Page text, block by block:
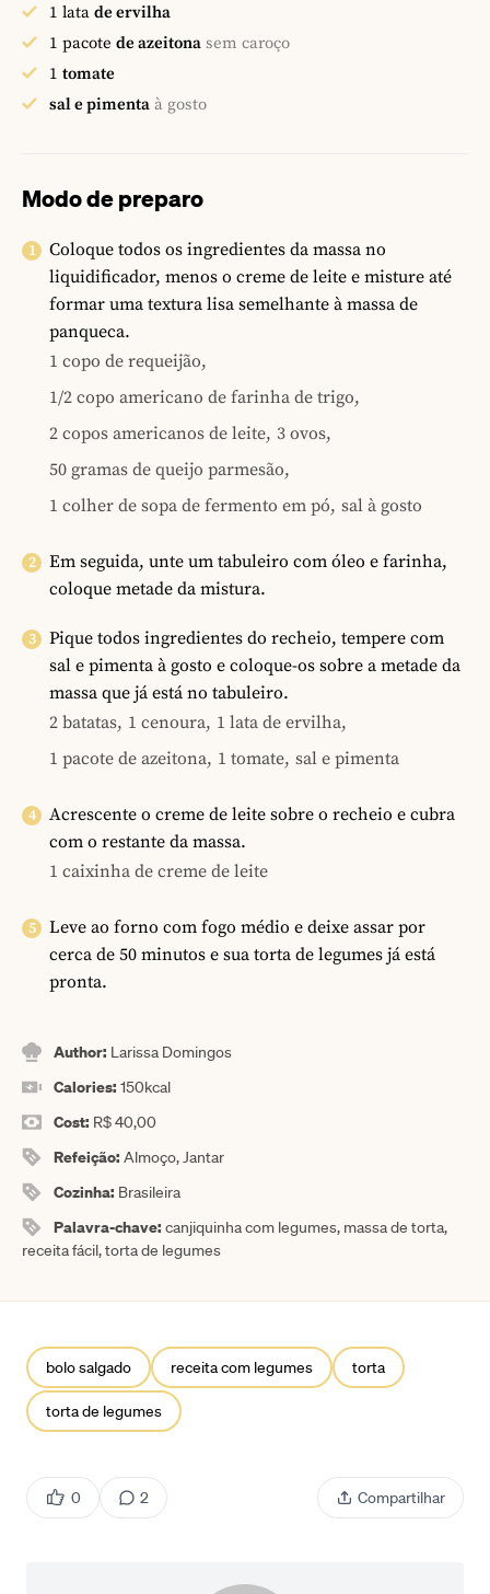
1 lata de ervilha
1 pacote de azeitona sem caroço
1 tomate
sal e pimenta à gosto
Modo de preparo
Coloque todos os ingredientes da massa no
liquidificador, menos o creme de leite e misture até
formar uma textura lisa semelhante à massa de
panqueca.
1 copo de requeijão,
1/2 copo americano de farinha de trigo,
2 copos americanos de leite, 3 ovos,
50 gramas de queijo parmesão,
1 colher de sopa de fermento em pó, sal à gosto
Em seguida, unte um tabuleiro com óleo e farinha,
coloque metade da mistura.
Pique todos ingredientes do recheio, tempere com
sal e pimenta à gosto e coloque-os sobre a metade da
massa que já está no tabuleiro.
2 batatas, 1 cenoura, 1 lata de ervilha,
1 pacote de azeitona, 1 tomate, sal e pimenta
Acrescente o creme de leite sobre o recheio e cubra
com o restante da massa.
1 caixinha de creme de leite
Leve ao forno com fogo médio e deixe assar por
cerca de 50 minutos e sua torta de legumes já está
pronta.
Author: Larissa Domingos
Calories:150kcal
Cost: R$ 40,00
Refeição:Almoço, Jantar
Cozinha: Brasileira
Palavra-chave:canjiquinha com legumes, massa de torta,
receita fácil, torta de legumes
bolo salgado receita com legumes torta
torta de legumes
0 2 Compartilhar